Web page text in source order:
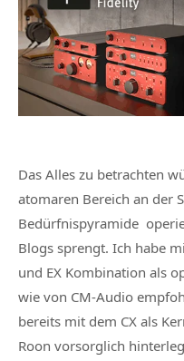
Das Alles zu betrachten
atomaren Bereich an der
Bedürfnispyramide
Blogs sprengt. Ich habe
und EX Kombination als
wie von CM-Audio
bereits mit dem CX als
Roon vorsorglich